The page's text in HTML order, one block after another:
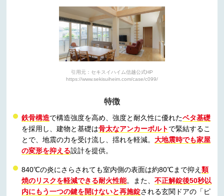
引用元：セキスイハイム信越公式HP
https://www.sekisuiheim.com/case/c099/
特徴
鉄骨構造で構造強度を高め、強度と耐久性に優れたベタ基礎
を採用し、建物と基礎は骨太なアンカーボルトで緊結するこ
とで、地震の力を受け流し、揺れを軽減。大地震時でも家屋
の変形を抑える設計を提供。
840℃の炎にさらされても室内側の表面は約80℃まで抑え類
焼のリスクを軽減できる耐火性能。また、不正解錠後50秒以
内にもう一つの鍵を開けないと再施錠される玄関ドアの「ピ